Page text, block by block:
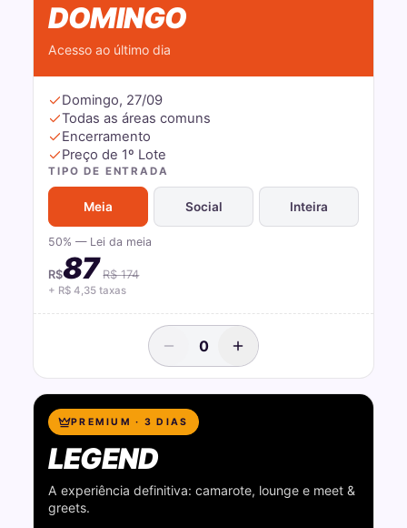
DOMINGO
Acesso ao último dia
Domingo, 27/09
Todas as áreas comuns
Encerramento
Preço de 1º Lote
TIPO DE ENTRADA
Meia Social Inteira
50% — Lei da meia
R$87 R$174
+ R$ 4,35 taxas
0
PREMIUM · 3 DIAS
LEGEND
A experiência definitiva: camarote, lounge e meet &
greets.